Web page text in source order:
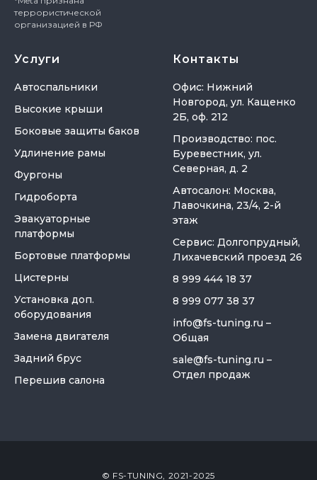
террористической
организацией в РФ
Услуги
Автоспальники
Высокие крыши
Боковые защиты баков
Удлинение рамы
Фургоны
Гидроборта
Эвакуаторные
платформы
Бортовые платформы
Цистерны
Установка доп.
оборудования
Замена двигателя
Задний брус
Перешив салона
Контакты
Офис: Нижний
Новгород, ул. Кащенко
2Б, оф. 212
Производство: пос.
Буревестник, ул.
Северная, д. 2
Автосалон: Москва,
Лавочкина, 23/4, 2-й
этаж
Сервис: Долгопрудный,
Лихачевский проезд 26
8 999 444 18 37
8 999 077 38 37
info@fs-tuning.ru –
Общая
sale@fs-tuning.ru –
Отдел продаж
© FS-TUNING, 2021-2025